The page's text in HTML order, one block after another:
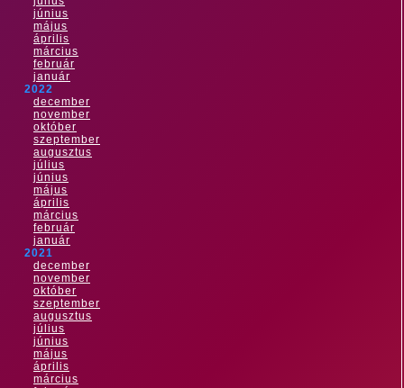
június
május
április
március
február
január
2022
december
november
október
szeptember
augusztus
július
június
május
április
március
február
január
2021
december
november
október
szeptember
augusztus
július
június
május
április
március